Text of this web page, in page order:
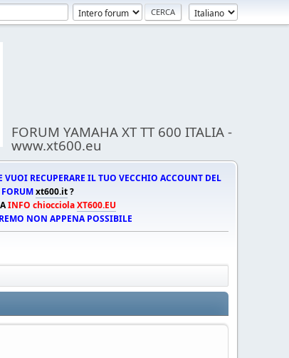
FORUM YAMAHA XT TT 600 ITALIA -
www.xt600.eu
RECUPERARE IL TUO VECCHIO ACCOUNT DEL
FORUMxt600.it?
INFO chiocciolaXT600.EU
NON APPENA POSSIBILE